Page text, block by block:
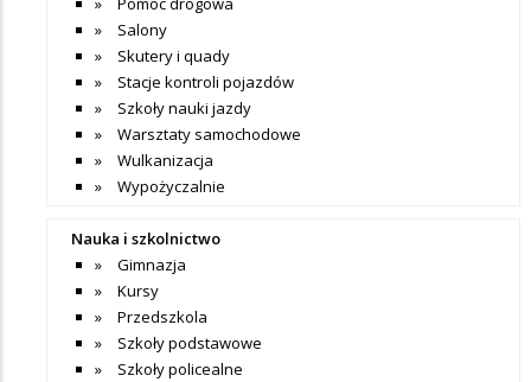
Salony
Skutery i quady
Stacje kontroli pojazdów
Szkoły nauki jazdy
Warsztaty samochodowe
Wulkanizacja
Wypożyczalnie
Nauka i szkolnictwo
Gimnazja
Kursy
Przedszkola
Szkoły podstawowe
Szkoły policealne